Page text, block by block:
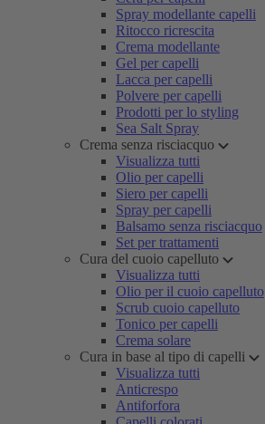
Spray modellante capelli
Ritocco ricrescita
Crema modellante
Gel per capelli
Lacca per capelli
Polvere per capelli
Prodotti per lo styling
Sea Salt Spray
Crema senza risciacquo
Visualizza tutti
Olio per capelli
Siero per capelli
Spray per capelli
Balsamo senza risciacquo
Set per trattamenti
Cura del cuoio capelluto
Visualizza tutti
Olio per il cuoio capelluto
Scrub cuoio capelluto
Tonico per capelli
Crema solare
Cura in base al tipo di capelli
Visualizza tutti
Anticrespo
Antiforfora